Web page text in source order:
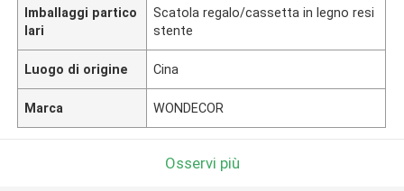
Imballaggi partico
lari
Scatola regalo/cassetta in legno resi
stente
Luogo di origine Cina
Marca WONDECOR
Osservi più